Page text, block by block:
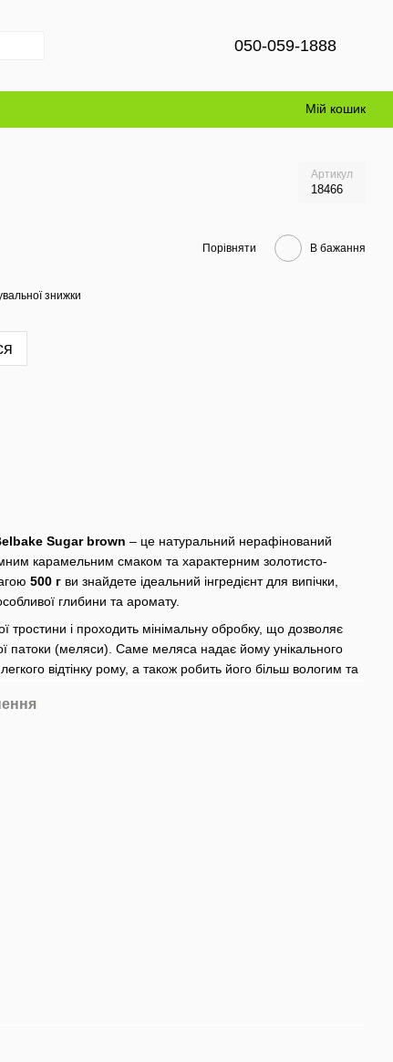
050-059-1888
Мій кошик
Артикул
18466
Порівняти В бажання
знижки
Sugar brown – це натуральний нерафінований
карамельним смаком та характерним золотисто-
500 г ви знайдете ідеальний інгредієнт для випічки,
глибини та аромату.
тростини і проходить мінімальну обробку, що дозволяє
патоки (меляси). Саме меляса надає йому унікального
відтінку рому, а також робить його більш вологим та